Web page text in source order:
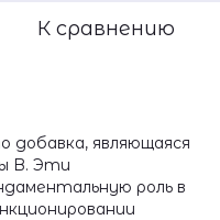
К сравнению
добавка, являющаяся
B. Эти
роль в